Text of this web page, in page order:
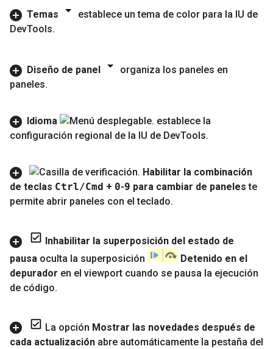
Temas
establece un tema de color para la IU de
DevTools.
Diseño de panel
organiza los paneles en
paneles.
Idioma
establece la
configuración regional de la IU de DevTools.
Habilitar la combinación
de teclas Ctrl/Cmd + 0-9 para cambiar de paneles te
permite abrir paneles con el teclado.
Inhabilitar la superposición del estado de
pausa oculta la superposición
Detenido en el
depurador en el viewport cuando se pausa la ejecución
de código.
La opción Mostrar las novedades después de
cada actualización abre automáticamente la pestaña del